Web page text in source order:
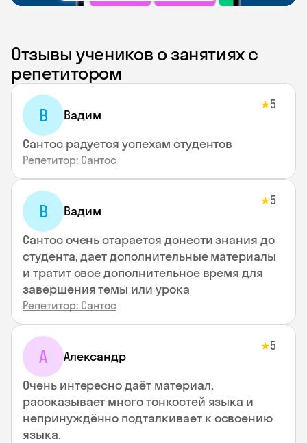
Отзывы учеников о занятиях с
репетитором
В Вадим
★5
Сантос радуется успехам студентов
Репетитор: Сантос
В Вадим
★5
Сантос очень старается донести знания до
студента, дает дополнительные материалы
и тратит свое дополнительное время для
завершения темы или урока
Репетитор: Сантос
А Александр
★5
Очень интересно даёт материал,
рассказывает много тонкостей языка и
непринуждённо подталкивает к освоению
языка.